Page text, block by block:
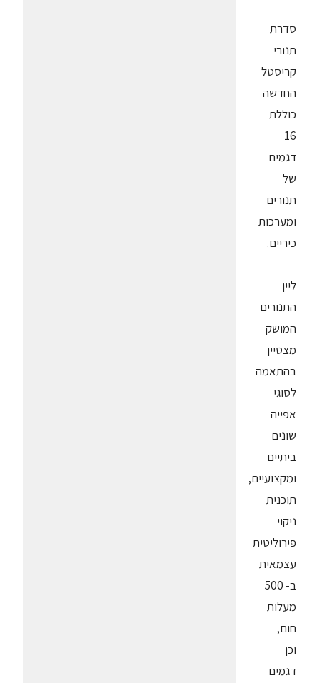
סדרת
תנורי
קריסטל
החדשה
כוללת
16
דגמים
של
תנורים
ומערכות
כיריים.
ליין
התנורים
המושק
מצטיין
בהתאמה
לסוגי
אפייה
שונים
ביתיים
ומקצועיים,
תוכנית
ניקוי
פירוליטית
עצמאית
ב- 500
מעלות
חום,
וכן
דגמים